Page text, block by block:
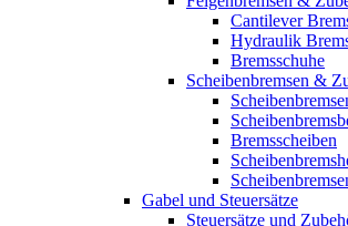
Cantilever
Hydraulik
Bremsschuhe
Scheibenbremsen &
Bremsscheiben
Gabel und Steuersätze
Steuersätze und